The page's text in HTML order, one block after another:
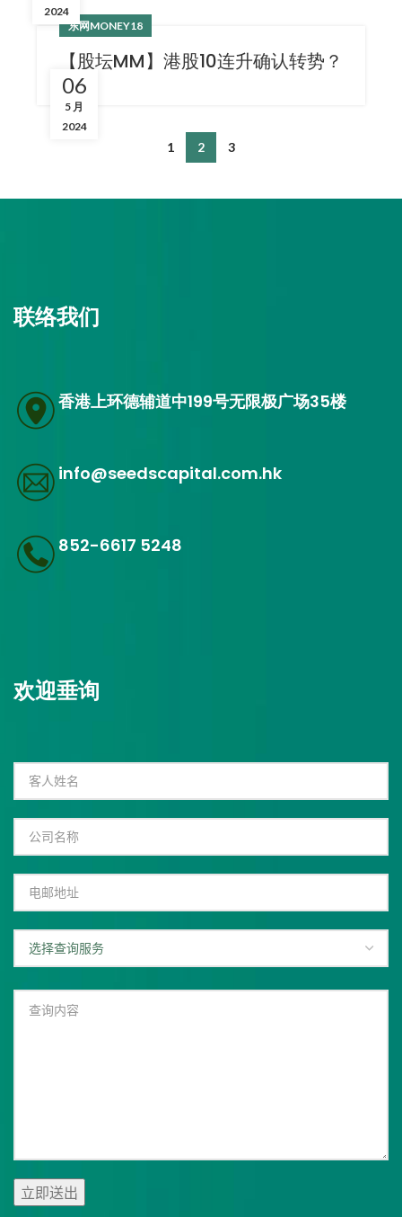
2024
06
5 月
2024
东网MONEY18
【股坛MM】港股10连升确认转势？
1 2 3
联络我们
香港上环德辅道中199号无限极广场35楼
info@seedscapital.com.hk
852-6617 5248
欢迎垂询